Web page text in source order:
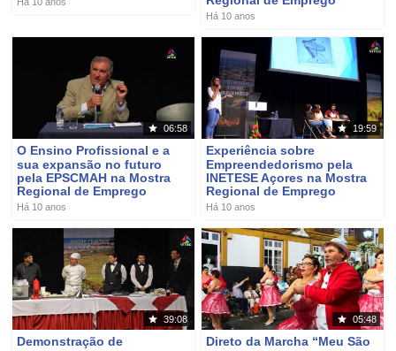
Há 10 anos
Há 10 anos
06:58
O Ensino Profissional e a
sua expansão no futuro
pela EPSCMAH na Mostra
Regional de Emprego
Há 10 anos
19:59
Experiência sobre
Empreendedorismo pela
INETESE Açores na Mostra
Regional de Emprego
Há 10 anos
39:08
Demonstração de
05:48
Direto da Marcha “Meu São